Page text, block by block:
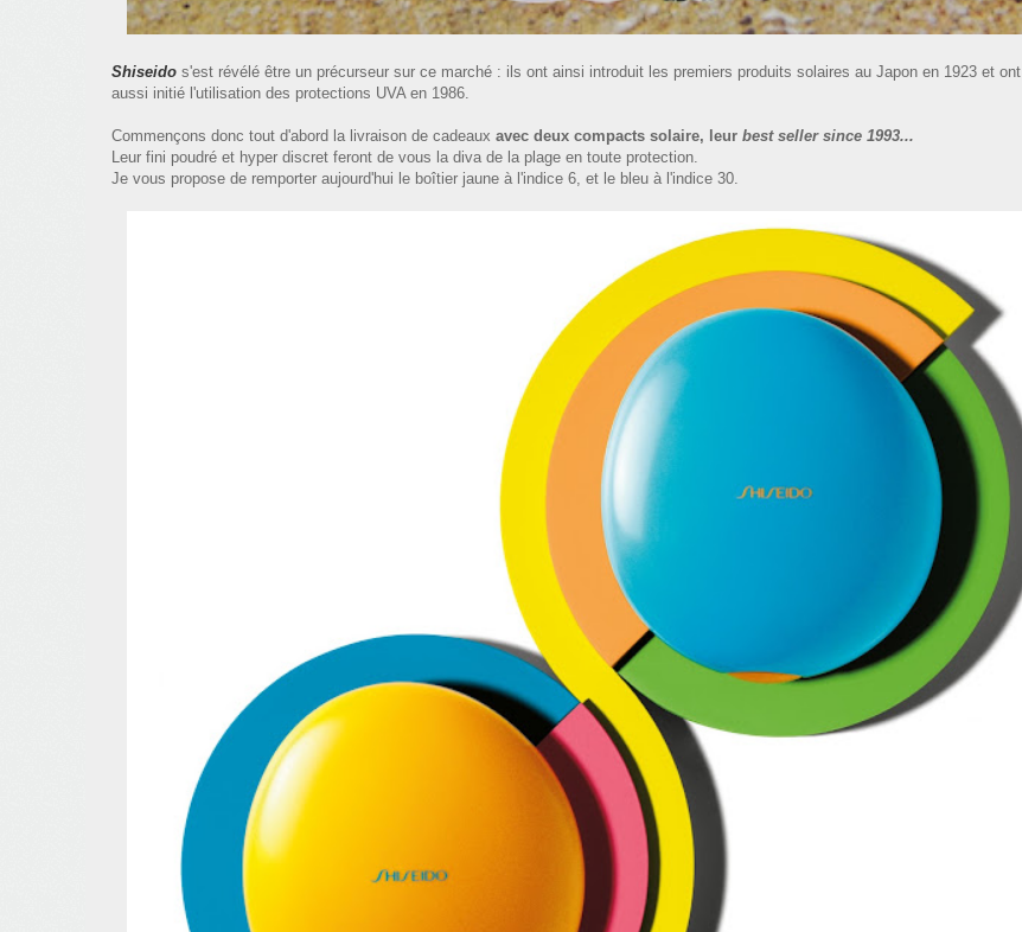
Shiseido s'est révélé être un précurseur sur ce marché : ils ont ainsi introduit les premiers produits solaires au Japon en 1923 et ont
aussi initié l'utilisation des protections UVA en 1986.
Commençons donc tout d'abord la livraison de cadeaux avec deux compacts solaire, leur best seller since 1993...
Leur fini poudré et hyper discret feront de vous la diva de la plage en toute protection.
Je vous propose de remporter aujourd'hui le boîtier jaune à l'indice 6, et le bleu à l'indice 30.